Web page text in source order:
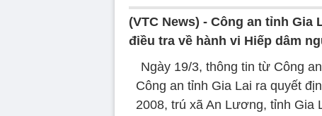
(VTC News) - Công an tỉnh Gia
điều tra về hành vi Hiếp dâm
Ngày 19/3, thông tin từ Công
Công an tỉnh Gia Lai ra quyết
2008, trú xã An Lương, tỉnh